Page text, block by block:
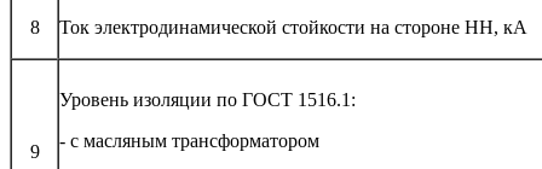
8 Ток электродинамической стойкости на стороне НН, кА
9
Уровень изоляции по ГОСТ 1516.1:
- с масляным трансформатором